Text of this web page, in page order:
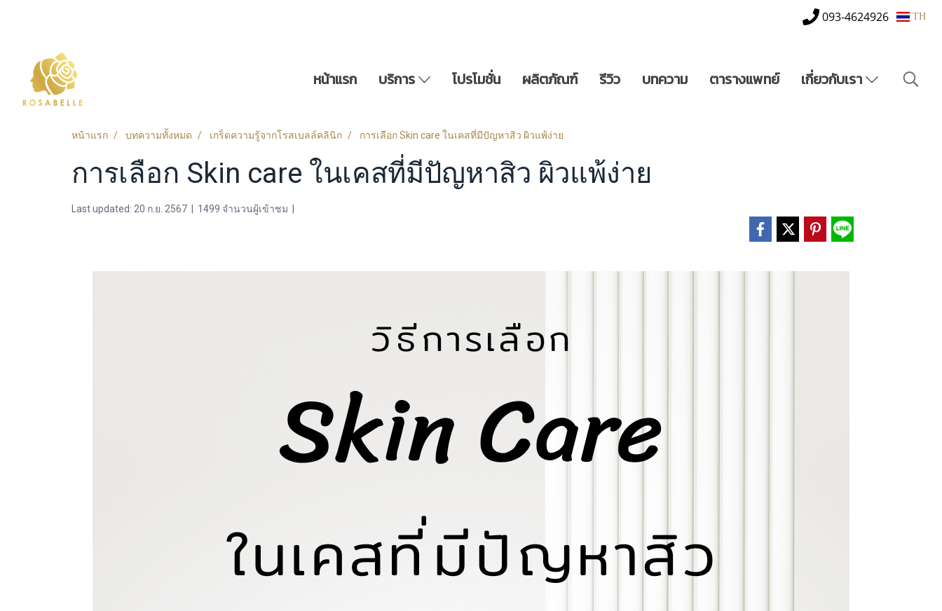
093-4624926 TH
หน้าแรก บริการ โปรโมชั่น ผลิตภัณฑ์ รีวิว บทความ ตารางแพทย์ เกี่ยวกับเรา
หน้าแรก บทความทั้งหมด เกร็ดความรู้จากโรสเบลล์คลินิก การเลือก Skin care ในเคสที่มีปัญหาสิว ผิวแพ้ง่าย
การเลือก Skin care ในเคสที่มีปัญหาสิว ผิวแพ้ง่าย
Last updated: 20 ก.ย. 2567 1499 จำนวนผู้เข้าชม